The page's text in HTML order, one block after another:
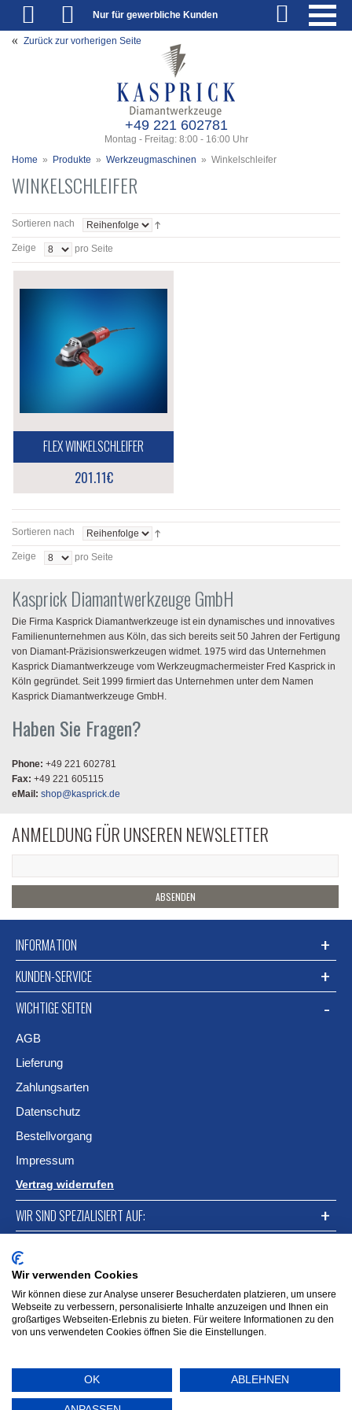
Nur für gewerbliche Kunden
+49 221 602781
Montag - Freitag: 8:00 - 16:00 Uhr
Home » Produkte » Werkzeugmaschinen » Winkelschleifer
Zurück zur vorherigen Seite
WINKELSCHLEIFER
Sortieren nach
Zeige pro Seite
FLEX WINKELSCHLEIFER
201.11€
Sortieren nach
Zeige pro Seite
Kasprick Diamantwerkzeuge GmbH
Die Firma Kasprick Diamantwerkzeuge ist ein dynamisches und innovatives
Familienunternehmen aus Köln, das sich bereits seit 50 Jahren der Fertigung
von Diamant-Präzisionswerkzeugen widmet. 1975 wird das Unternehmen
Kasprick Diamantwerkzeuge vom Werkzeugmachermeister Fred Kasprick in
Köln gegründet. Seit 1999 firmiert das Unternehmen unter dem Namen
Kasprick Diamantwerkzeuge GmbH.
Haben Sie Fragen?
Phone: +49 221 602781
Fax: +49 221 605115
eMail: shop@kasprick.de
ANMELDUNG FÜR UNSEREN NEWSLETTER
ABSENDEN
INFORMATION
KUNDEN-SERVICE
WICHTIGE SEITEN
AGB
Lieferung
Zahlungsarten
Datenschutz
Bestellvorgang
Impressum
Vertrag widerrufen
WIR SIND SPEZIALISIERT AUF:
FACEBOOK
Wir verwenden Cookies
Wir können diese zur Analyse unserer Besucherdaten platzieren, um unsere
Webseite zu verbessern, personalisierte Inhalte anzuzeigen und Ihnen ein
großartiges Webseiten-Erlebnis zu bieten. Für weitere Informationen zu den
von uns verwendeten Cookies öffnen Sie die Einstellungen.
OK ABLEHNEN